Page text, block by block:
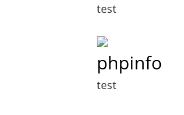
test
phpinfo
test